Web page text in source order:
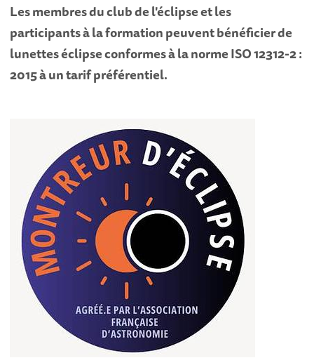
Les membres du club de l'éclipse et les
participants à la formation peuvent bénéficier de
lunettes éclipse conformes à la norme ISO 12312-2 :
2015 à un tarif préférentiel.